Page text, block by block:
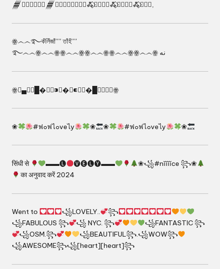
𒁂❮⃝⃟⃝❰⃝𒁂❮⃝⃟⃝❰⃝⃣⃟ꗈ⃟ꗈ⃟⃣⃟ꗈ⃟ꗈ⃟⃣⃟ꗈ⃟ꗈ⃟⃣,
‎ꙮ෴෴࿐কঁলিঁজাঁ”” তাঁহঁ””
࿐෴෴ꙮ෴෴ꙮꙮ෴෴ꙮꙮ෴෴ꙮꙮ෴෴ꙮꙮ෴෴ꙮ ﻧﻪ
ꙮ⃢▄▆▇█�⃢✿⁍⃢�⃢⁌✿⃢�█▇▆▄⃢ꙮ
❀ #ฟ๐ฟไ๐veไy ❀ ❀ #ฟ๐ฟไ๐veไy ❀
सिंधी से ▬▬🅛 🅥🅔🅛🅨▬▬
❀꧁#nĭĭĭĭce ꧂❀
का अनुवाद करें 2024
Went to ꧁LOVELY..
꧂
꧁FABULOUS ꧂
꧁ NYC. ꧂
꧁FANTASTIC ꧂
꧁OSM.꧂
꧁BEAUTIFUL꧂.꧁WOW꧂
꧁AWESOME꧂꧁[heart][heart]꧂